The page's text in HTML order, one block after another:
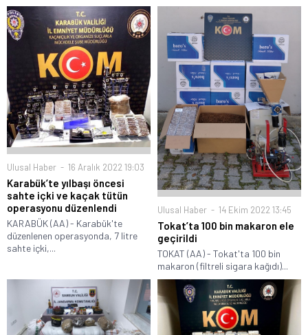
Ulusal Haber 16 Aralık 2022 19:03
Karabük’te yılbaşı öncesi
sahte içki ve kaçak tütün
operasyonu düzenlendi
KARABÜK (AA) - Karabük'te
düzenlenen operasyonda, 7 litre
sahte içki,...
Ulusal Haber 14 Ekim 2022 13:45
Tokat’ta 100 bin makaron ele
geçirildi
TOKAT (AA) - Tokat'ta 100 bin
makaron (filtreli sigara kağıdı)...